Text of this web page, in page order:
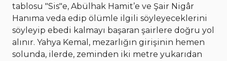
tablosu "Sis"e, Abülhak Hamit’e ve Şair Nigâr
Hanıma veda edip ölümle ilgili söyleyeceklerini
söyleyip ebedi kalmayı başaran şairlere doğru yol
alınır. Yahya Kemal, mezarlığın girişinin hemen
solunda, ilerde, zeminden iki metre yukarıdan